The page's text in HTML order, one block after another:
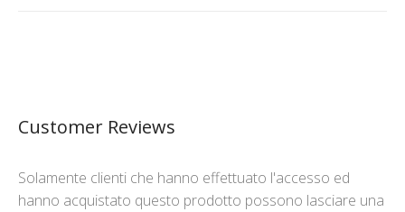
Customer Reviews
Solamente clienti che hanno effettuato l'accesso ed
hanno acquistato questo prodotto possono lasciare una